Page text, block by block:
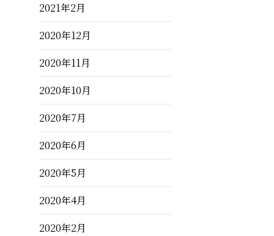
2021年2月
2020年12月
2020年11月
2020年10月
2020年7月
2020年6月
2020年5月
2020年4月
2020年2月